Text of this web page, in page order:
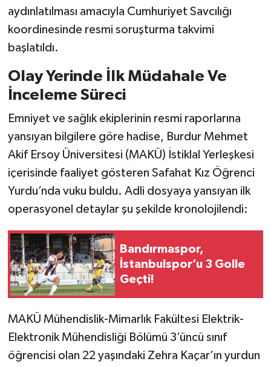
aydınlatılması amacıyla Cumhuriyet Savcılığı
koordinesinde resmi soruşturma takvimi
başlatıldı.
Olay Yerinde İlk Müdahale Ve
İnceleme Süreci
Emniyet ve sağlık ekiplerinin resmi raporlarına
yansıyan bilgilere göre hadise, Burdur Mehmet
Akif Ersoy Üniversitesi (MAKÜ) İstiklal Yerleşkesi
içerisinde faaliyet gösteren Safahat Kız Öğrenci
Yurdu’nda vuku buldu. Adli dosyaya yansıyan ilk
operasyonel detaylar şu şekilde kronolojilendi:
Bandırmaspor,
İstanbulspor’u 3 Golle
Geçti!
MAKÜ Mühendislik-Mimarlık Fakültesi Elektrik-
Elektronik Mühendisliği Bölümü 3’üncü sınıf
öğrencisi olan 22 yaşındaki Zehra Kaçar’ın yurdun